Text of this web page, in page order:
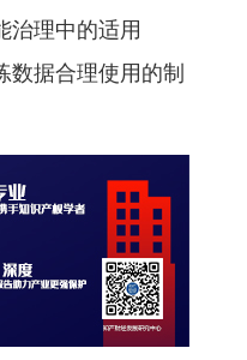
治理中的适用
数据合理使用的制